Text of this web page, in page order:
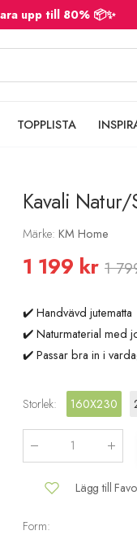
upp till 80% 📦✨
TOPPLISTA
Kavali Natur/
Märke: KM Home
1 199 kr 1
✔️ Handvävd jutematta
✔️ Naturmaterial med
✔️ Passar bra in i
Storlek: 160X230
Lägg till
Form: